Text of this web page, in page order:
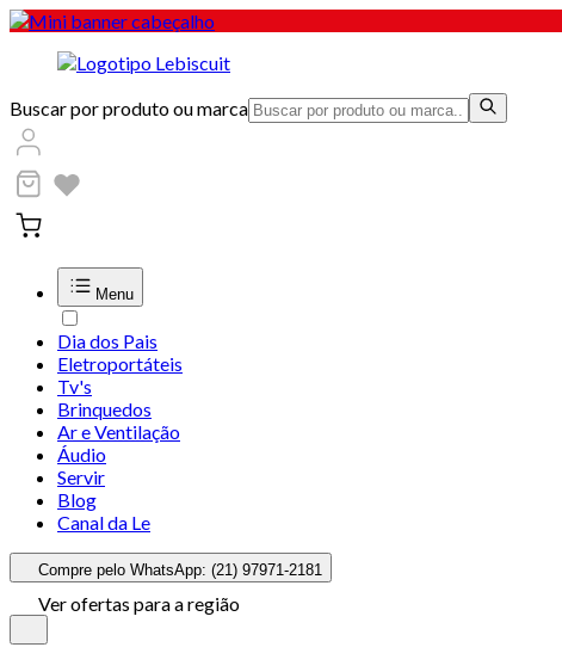
Buscar por produto ou marca
Menu
Dia dos Pais
Eletroportáteis
Tv's
Brinquedos
Ar e Ventilação
Áudio
Servir
Blog
Canal da Le
Compre pelo WhatsApp: (21) 97971-2181
Ver ofertas para a região